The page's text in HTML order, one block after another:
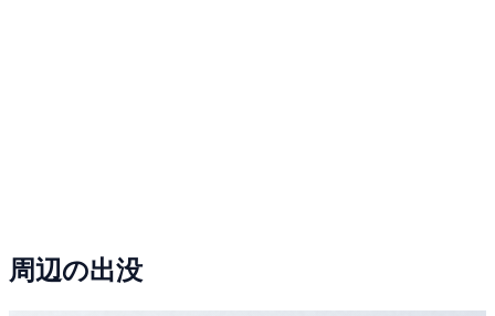
周辺の出没